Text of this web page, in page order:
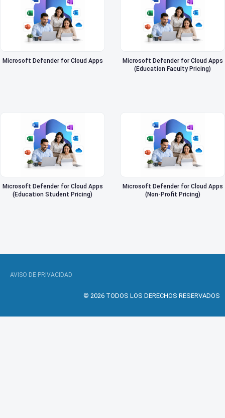
Microsoft Defender for Cloud Apps
Microsoft Defender for Cloud Apps
(Education Faculty Pricing)
Microsoft Defender for Cloud Apps
(Education Student Pricing)
Microsoft Defender for Cloud Apps
(Non-Profit Pricing)
AVISO DE PRIVACIDAD
© 2026 TODOS LOS DERECHOS RESERVADOS